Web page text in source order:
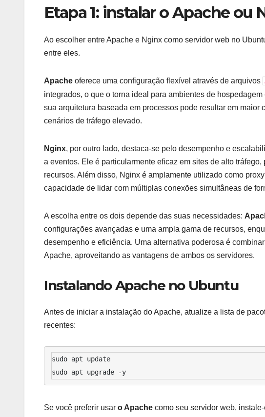
Etapa 1: instalar o Apache ou
Ao escolher entre Apache e Nginx como servidor web no
entre eles.
Apache oferece uma configuração flexível através de arquivos
integrados, o que o torna ideal para ambientes de
sua arquitetura baseada em processos pode resultar em
cenários de tráfego elevado.
Nginx, por outro lado, destaca-se pelo desempenho e
a eventos. Ele é particularmente eficaz em sites de alto
recursos. Além disso, Nginx é amplamente utilizado como
capacidade de lidar com múltiplas conexões simultâneas de
A escolha entre os dois depende das suas necessidades:
configurações avançadas e uma ampla gama de recursos,
desempenho e eficiência. Uma alternativa poderosa é
Apache, aproveitando as vantagens de ambos os servidores.
Instalando Apache no Ubuntu
Antes de iniciar a instalação do Apache, atualize a lista de
recentes:
sudo apt update
sudo apt upgrade -y
Se você preferir usar o Apache como seu servidor web,